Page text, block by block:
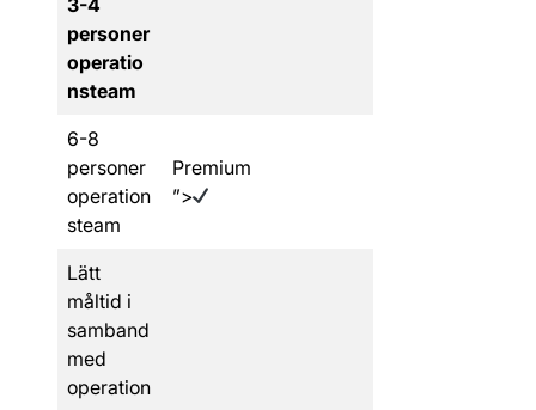
3-4
personer
operatio
nsteam
6-8
personer
operation
steam
Premium
”>
Lätt
måltid i
samband
med
operation